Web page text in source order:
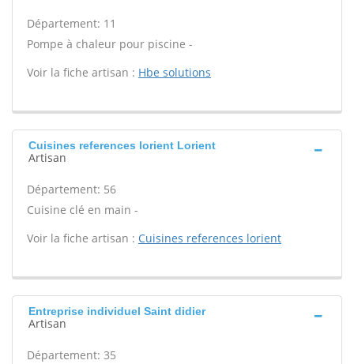
Département: 11
Pompe à chaleur pour piscine -
Voir la fiche artisan : Hbe solutions
Cuisines references lorient Lorient
Artisan
Département: 56
Cuisine clé en main -
Voir la fiche artisan : Cuisines references lorient
Entreprise individuel Saint didier
Artisan
Département: 35